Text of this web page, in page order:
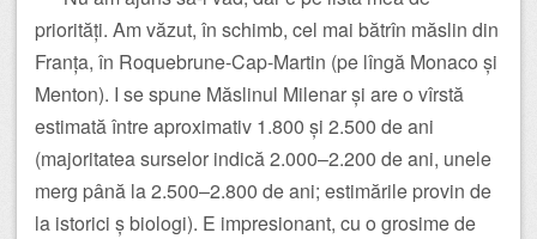
priorități. Am văzut, în schimb, cel mai bătrîn măslin din
Franța, în Roquebrune-Cap-Martin (pe lîngă Monaco și
Menton). I se spune Măslinul Milenar și are o vîrstă
estimată între aproximativ 1.800 și 2.500 de ani
(majoritatea surselor indică 2.000–2.200 de ani, unele
merg până la 2.500–2.800 de ani; estimările provin de
la istorici ș biologi). E impresionant, cu o grosime de